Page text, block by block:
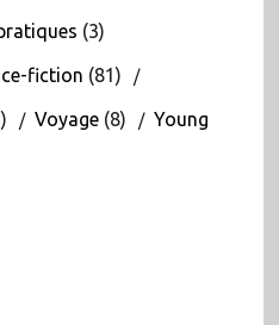
(3)
fiction (81)
Voyage(8) Young